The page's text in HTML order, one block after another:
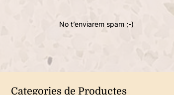
No t’enviarem spam ;-)
Categories de Productes